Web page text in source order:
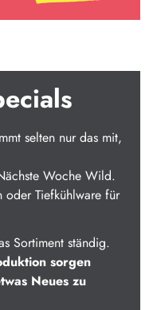
selten nur das mit,
Woche Wild.
oder Tiefkühlware für
Sortiment ständig.
sorgen
Neues zu